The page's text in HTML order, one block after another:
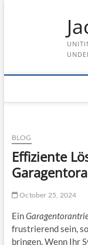
BLOG
Effiziente
October 25, 2024
Ein
frustrierend sein,
bringen. Wenn Ihr